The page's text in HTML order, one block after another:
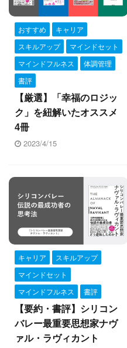
まに寄稿していま
プログラム参加中。
は、問い合わせフ
おすすめ
キャリア
スキルアップ
マインドセット
マインドフルネス
体調管理
書評
【厳選】「幸福のロジッ
ク」を紐解いたオススメ
4冊
2023/4/15
キャリア
スキルアップ
マインドセット
マインドフルネス
書評
【要約・書評】シリコン
バレー最重要思想家ナヴ
ァル・ラヴィカント